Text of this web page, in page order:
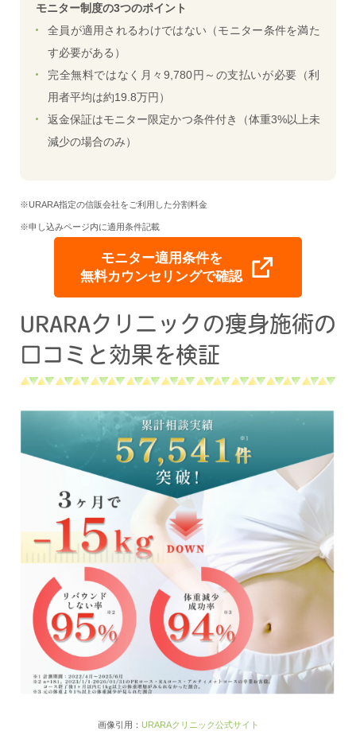
モニター制度の3つのポイント
全員が適用されるわけではない（モニター条件を満た
す必要がある）
完全無料ではなく月々9,780円～の支払いが必要（利
用者平均は約19.8万円）
返金保証はモニター限定かつ条件付き（体重3%以上未
減少の場合のみ）
※URARA指定の信販会社をご利用した分割料金
※申し込みページ内に適用条件記載
モニター適用条件を
無料カウンセリングで確認
URARAクリニックの痩身施術の
口コミと効果を検証
画像引用： URARAクリニック公式サイト